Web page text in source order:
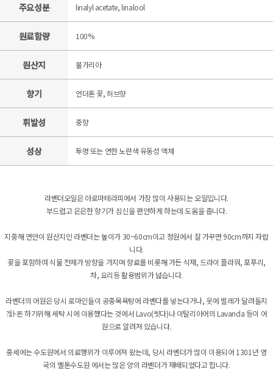
주요성분 linalyl acetate, linalool
원료함량 100%
원산지 불가리아
향기 언더톤 꽃, 허브향
휘발성 중향
성상 투명 또는 연한 노란색 유동성 액체
라벤더오일은 아로마테라피에서 가장 많이 사용되는 오일입니다.
부드럽고 은은한 향기가 심신을 편안하게 하는데 도움을 줍니다.
지중해 연안이 원산지인 라벤더는 높이가 30~60cm이고 정원에서 잘 가꾸면 90cm까지 자랍
니다.
꽃을 포함하여 식물 전체가 방향을 가지며 향료를 비롯해 가든 식재, 드라이 플라워, 포푸리,
차, 요리등 활용범위가 넓습니다.
라벤더의 어원은 당시 로마인들이 공중목욕탕에 라벤다를 넣는다거나, 옷에 벌레가 달려들지
?訃돈 하기위해 세탁 시에 이용했다는 것에서 Lavo(씻다)나 이탈리아어의 Lavanda 등이 어
원으로 알려져 있습니다.
중세에는 수도원에서 의료행위가 이루어져 왔는데, 당시 라벤더가 많이 이용되어 1301년 영
국의 멜톤수도원 에서는 많은 양의 라벤더가 재배되었다고 합니다.